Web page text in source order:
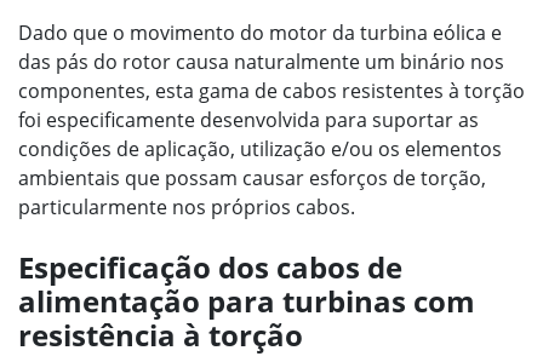
Dado que o movimento do motor da turbina eólica e
das pás do rotor causa naturalmente um binário nos
componentes, esta gama de cabos resistentes à torção
foi especificamente desenvolvida para suportar as
condições de aplicação, utilização e/ou os elementos
ambientais que possam causar esforços de torção,
particularmente nos próprios cabos.
Especificação dos cabos de
alimentação para turbinas com
resistência à torção